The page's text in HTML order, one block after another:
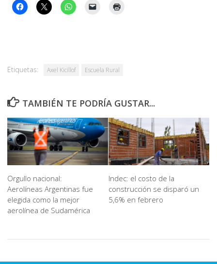
Etiquetas: Axel Kicillof Escuela Rural
TAMBIÉN TE PODRÍA GUSTAR...
Orgullo nacional:
Aerolíneas Argentinas fue
elegida como la mejor
aerolínea de Sudamérica
Indec: el costo de la
construcción se disparó un
5,6% en febrero